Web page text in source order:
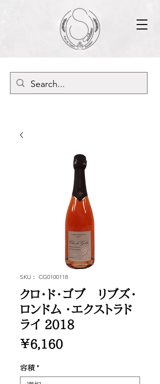
SKU： CG0100118
クロ・ド・ゴブ リブズ・
ロンドム ・エクストラド
ライ 2018
￥6,160価
容積 *